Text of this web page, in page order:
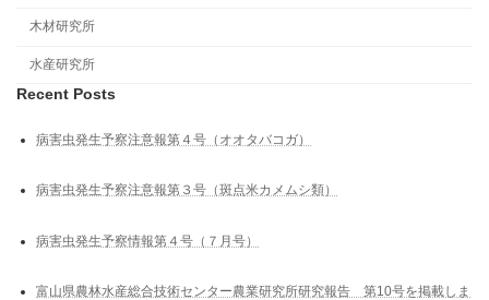
木材研究所
水産研究所
Recent Posts
病害虫発生予察注意報第４号（オオタバコガ）
病害虫発生予察注意報第３号（斑点米カメムシ類）
病害虫発生予察情報第４号（７月号）
富山県農林水産総合技術センター農業研究所研究報告 第10号を掲載しま